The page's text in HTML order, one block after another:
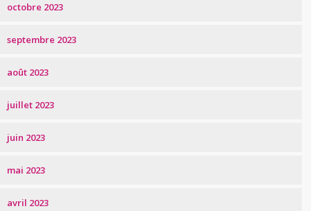
octobre 2023
septembre 2023
août 2023
juillet 2023
juin 2023
mai 2023
avril 2023